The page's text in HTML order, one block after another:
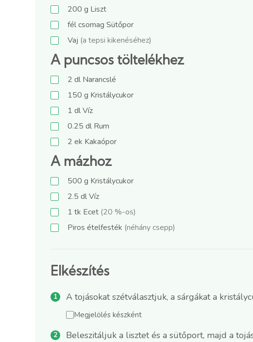
200 g Liszt
félcsomag Sütőpor
Vaj (a tepsi kikenéséhez)
A puncsos töltelékhez
2 dl Narancslé
150 g Kristálycukor
1 dlVíz
0.25 dl Rum
2 ek Kakaópor
A mázhoz
500 g Kristálycukor
2.5 dlVíz
1 tk Ecet (20 %-os)
Piros ételfesték (néhány csepp)
Elkészítés
A tojásokat szétválasztjuk, a sárgákat a
Megjelölés készként
Beleszitáljuk a lisztet és a sütőport, majd a